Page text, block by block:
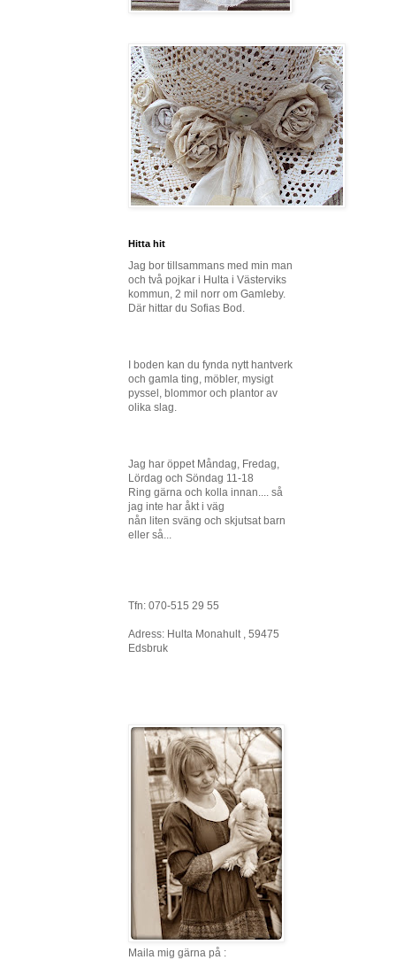
Hitta hit
Jag bor tillsammans med min man
och två pojkar i Hulta i Västerviks
kommun, 2 mil norr om Gamleby.
Där hittar du Sofias Bod.
I boden kan du fynda nytt hantverk
och gamla ting, möbler, mysigt
pyssel, blommor och plantor av
olika slag.
Jag har öppet Måndag, Fredag,
Lördag och Söndag 11-18
Ring gärna och kolla innan.... så
jag inte har åkt i väg
nån liten sväng och skjutsat barn
eller så...
Tfn: 070-515 29 55
Adress: Hulta Monahult , 59475
Edsbruk
Maila mig gärna på :